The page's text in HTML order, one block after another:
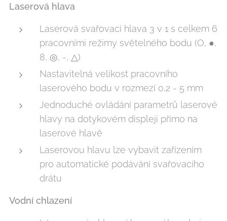
Laserová hlava
Laserová svařovací hlava 3 v 1 s celkem 6
pracovními režimy světelného bodu (O, ●,
8, ◎, -, △)
Nastavitelná velikost pracovního
laserového bodu v rozmezí 0,2 - 5 mm
Jednoduché ovládání parametrů laserové
hlavy na dotykovém displeji přímo na
laserové hlavě
Laserovou hlavu lze vybavit zařízením
pro automatické podávání svařovacího
drátu
Vodní chlazení